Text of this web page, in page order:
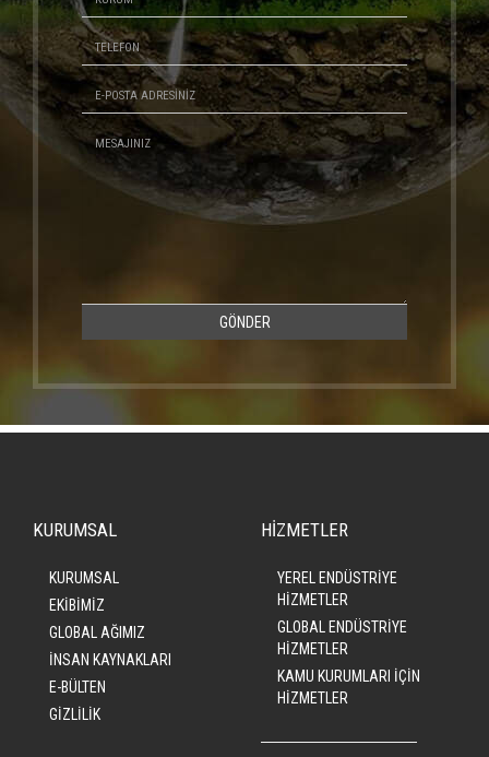
GÖNDER
KURUMSAL
KURUMSAL
EKİBİMİZ
GLOBAL AĞIMIZ
İNSAN KAYNAKLARI
E-BÜLTEN
GİZLİLİK
HİZMETLER
YEREL ENDÜSTRİYE
HİZMETLER
GLOBAL ENDÜSTRİYE
HİZMETLER
KAMU KURUMLARI İÇİN
HİZMETLER